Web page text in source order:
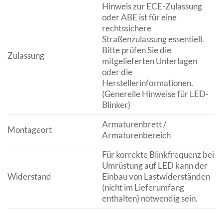
Zulassung
Hinweis zur ECE-Zulassung
oder ABE ist für eine
rechtssichere
Straßenzulassung essentiell.
Bitte prüfen Sie die
mitgelieferten Unterlagen
oder die
Herstellerinformationen.
(Generelle Hinweise für LED-
Blinker)
Montageort
Armaturenbrett /
Armaturenbereich
Widerstand
Für korrekte Blinkfrequenz bei
Umrüstung auf LED kann der
Einbau von Lastwiderständen
(nicht im Lieferumfang
enthalten) notwendig sein.